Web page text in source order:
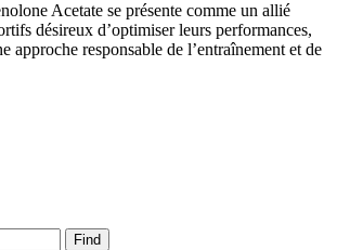
Acetate se présente comme un allié
désireux d’optimiser leurs performances,
approche responsable de l’entraînement et de
Find